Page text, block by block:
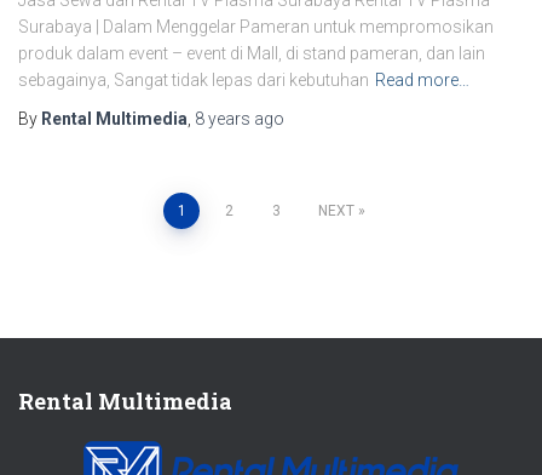
Surabaya | Dalam Menggelar Pameran untuk mempromosikan
produk dalam event – event di Mall, di stand pameran, dan lain
sebagainya, Sangat tidak lepas dari kebutuhan Read more…
By Rental Multimedia, 8 years ago
1 2 3 NEXT
Rental Multimedia